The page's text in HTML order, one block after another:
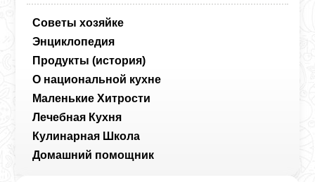
Советы хозяйке
Энциклопедия
Продукты (история)
О национальной кухне
Маленькие Хитрости
Лечебная Кухня
Кулинарная Школа
Домашний помощник